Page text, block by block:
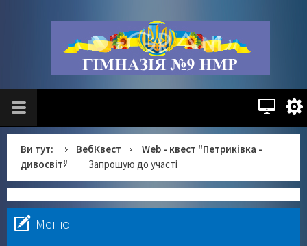
Ви тут: ВебКвест
Web - квест "Петриківка -
дивосвіт"
Запрошую до участі
Меню